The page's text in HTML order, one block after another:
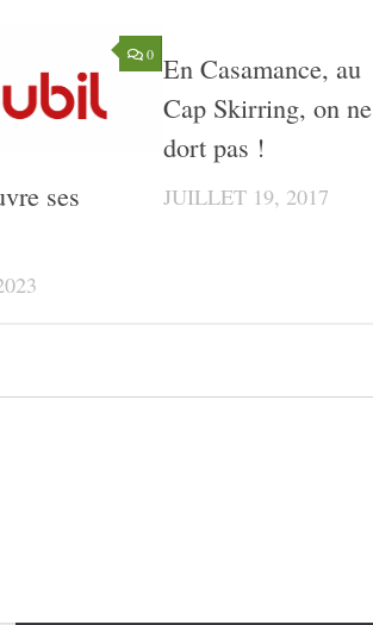
0
ses
En Casamance, au
Cap Skirring, on ne
dort pas !
JUILLET 19, 2017